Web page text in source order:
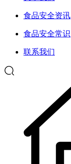
食品安全资讯
食品安全常识
联系我们